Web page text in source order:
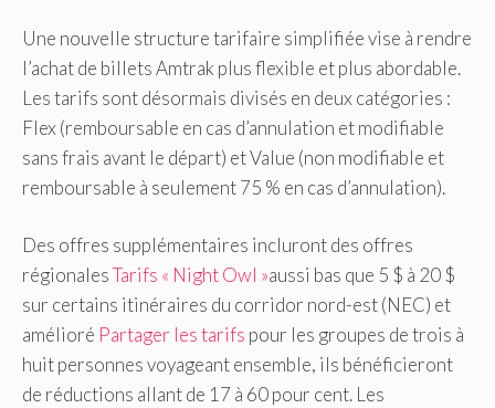
Une nouvelle structure tarifaire simplifiée vise à rendre
l’achat de billets Amtrak plus flexible et plus abordable.
Les tarifs sont désormais divisés en deux catégories :
Flex (remboursable en cas d’annulation et modifiable
sans frais avant le départ) et Value (non modifiable et
remboursable à seulement 75 % en cas d’annulation).
Des offres supplémentaires incluront des offres
régionalesTarifs « Night Owl »aussi bas que 5 $ à 20 $
sur certains itinéraires du corridor nord-est (NEC) et
amélioré Partager les tarifs pour les groupes de trois à
huit personnes voyageant ensemble, ils bénéficieront
de réductions allant de 17 à 60 pour cent. Les